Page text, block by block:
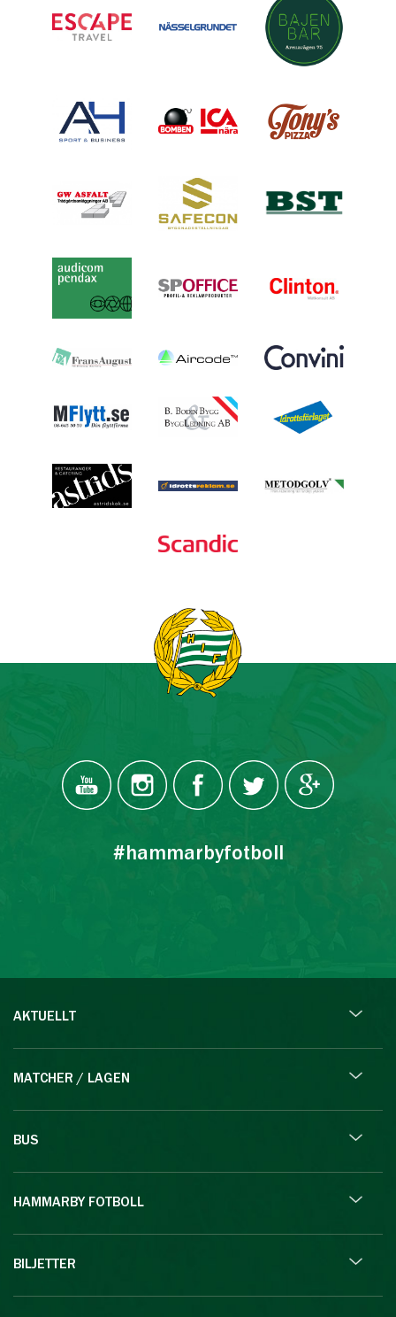
#hammarbyfotboll
AKTUELLT
MATCHER / LAGEN
BUS
HAMMARBY FOTBOLL
BILJETTER